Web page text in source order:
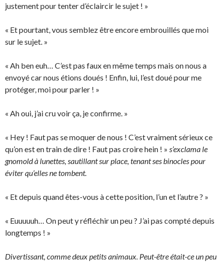
justement pour tenter d’éclaircir le sujet ! »
« Et pourtant, vous semblez être encore embrouillés que moi
sur le sujet. »
« Ah ben euh… C’est pas faux en même temps mais on nous a
envoyé car nous étions doués ! Enfin, lui, l’est doué pour me
protéger, moi pour parler ! »
« Ah oui, j’ai cru voir ça, je confirme. »
« Hey ! Faut pas se moquer de nous ! C’est vraiment sérieux ce
qu’on est en train de dire ! Faut pas croire hein ! » s’exclama le
gnomold à lunettes, sautillant sur place, tenant ses binocles pour
éviter qu’elles ne tombent.
« Et depuis quand êtes-vous à cette position, l’un et l’autre ? »
« Euuuuuh… On peut y réfléchir un peu ? J’ai pas compté depuis
longtemps ! »
Divertissant, comme deux petits animaux. Peut-être était-ce un peu